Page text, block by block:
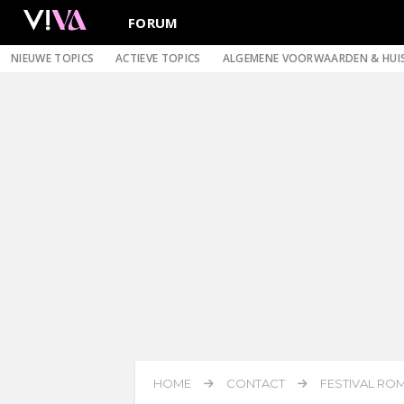
FORUM
NIEUWE TOPICS ACTIEVE TOPICS ALGEMENE VOORWAARDEN &
HOME CONTACT FESTIVAL